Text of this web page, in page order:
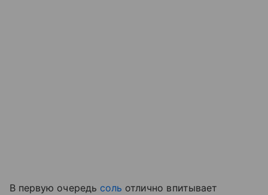
В первую очередь соль отлично впитывает